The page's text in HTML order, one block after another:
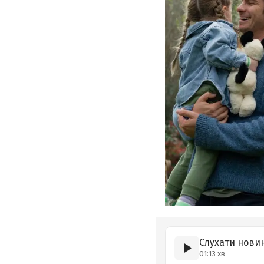
Слухати
01:13 хв